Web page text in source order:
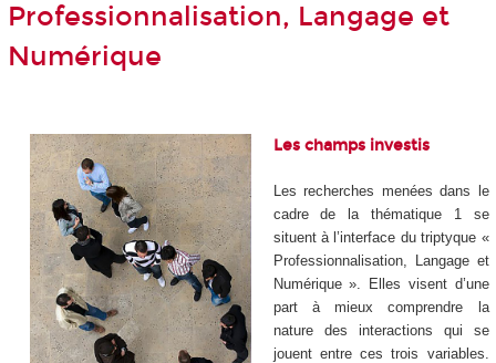
Professionnalisation, Langage et
Numérique
Les champs investis
Les recherches menées dans le
cadre de la thématique 1 se
situent à l’interface du triptyque «
Professionnalisation, Langage et
Numérique ». Elles visent d’une
part à mieux comprendre la
nature des interactions qui se
jouent entre ces trois variables.